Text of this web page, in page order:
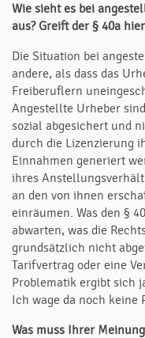
Wie sieht es bei
aus? Greift der § 40a
Die Situation bei
andere, als dass das
Freiberuflern
Angestellte Urheber
sozial abgesichert und
durch die Lizenzierung
Einnahmen generiert
ihres
an den von ihnen
einräumen. Was den §
abwarten, was die
grundsätzlich nicht
Tarifvertrag oder eine
Problematik ergibt sich
Ich wage da noch keine
Was muss Ihrer